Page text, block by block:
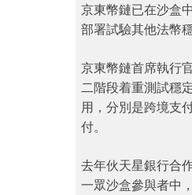
京東幣鏈已在沙盒
部署試驗其他法幣穩
京東幣鏈首席執行
二階段着重測試穩
用，分別是跨境支
付。
去年伙天星銀行合
一眾沙盒參與者中